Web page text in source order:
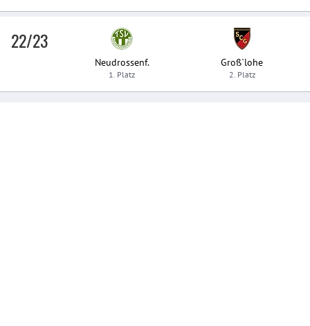
22/23
Neudrossenf.
1. Platz
Groß`lohe
2. Platz